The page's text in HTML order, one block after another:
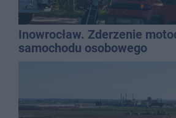
Inowrocław. Zderzenie
samochodu osobowego